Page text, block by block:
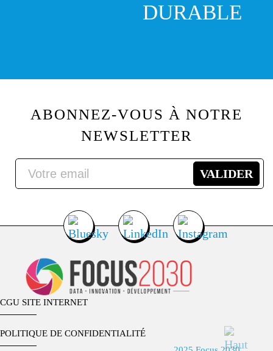
DURABLE
ABONNEZ-VOUS À NOTRE
NEWSLETTER
CGU SITE INTERNET
POLITIQUE DE CONFIDENTIALITÉ